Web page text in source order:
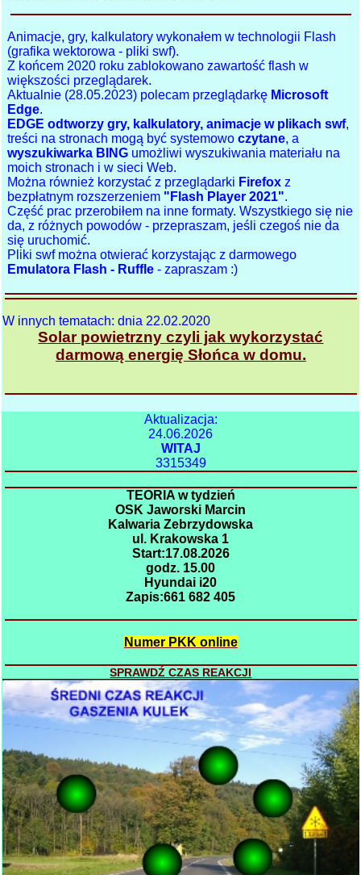
Animacje, gry, kalkulatory wykonałem w technologii Flash
(grafika wektorowa - pliki swf).
Z końcem 2020 roku zablokowano zawartość flash w
większości przeglądarek.
Aktualnie (28.05.2023) polecam przeglądarkę Microsoft
Edge.
EDGE odtworzy gry, kalkulatory, animacje w plikach swf,
treści na stronach mogą być systemowoczytane, a
wyszukiwarka BING umożliwi wyszukiwania materiału na
moich stronach i w sieci Web.
Można również korzystać z przeglądarki Firefox z
bezpłatnym rozszerzeniem "Flash Player 2021".
Część prac przerobiłem na inne formaty. Wszystkiego się nie
da, z różnych powodów - przepraszam, jeśli czegoś nie da
się uruchomić.
Pliki swf można otwierać korzystając z darmowego
Emulatora Flash - Ruffle - zapraszam :)
W innych tematach: dnia 22.02.2020
Solar powietrzny czyli jak wykorzystać
darmową energię Słońca w domu.
Aktualizacja:
24.06.2026
WITAJ
3315349
TEORIA w tydzień
OSK Jaworski Marcin
Kalwaria Zebrzydowska
ul. Krakowska 1
Start:17.08.2026
godz. 15.00
Hyundai i20
Zapis:661 682 405
Numer PKK online
SPRAWDŹ CZAS REAKCJI